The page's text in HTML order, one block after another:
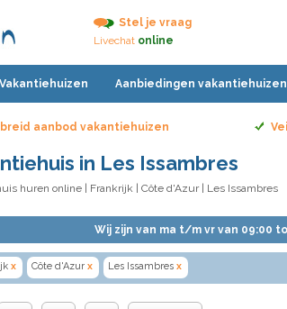
Stel je vraag
Livechat online
Aanbiedingen vakantiehuizen
aanbod vakantiehuizen
in Les Issambres
huren online Frankrijk Côte d'Azur| Les Issambres
Wij zijn van ma t/m vr van 09:00
x Côte d'Azur x Les Issambres x